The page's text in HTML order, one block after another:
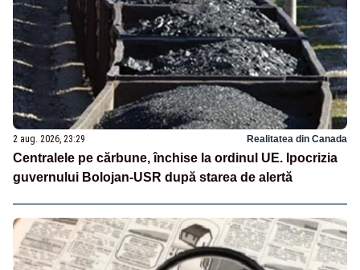
2 aug. 2026, 23:29 Realitatea din Canada
Centralele pe cărbune, închise la ordinul UE. Ipocrizia
guvernului Bolojan-USR după starea de alertă